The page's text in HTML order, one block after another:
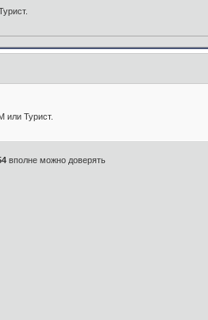
или Турист.
вполне можно доверять